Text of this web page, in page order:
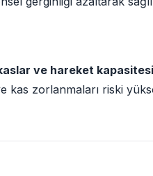
ve hareket kapasitesi
kas zorlanmaları riski